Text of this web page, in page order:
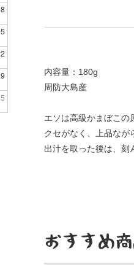
内容量：180g
周防大島産
エソは高級かまぼこの
クセがなく、上品なが
出汁を取った後は、刻
おすすめ